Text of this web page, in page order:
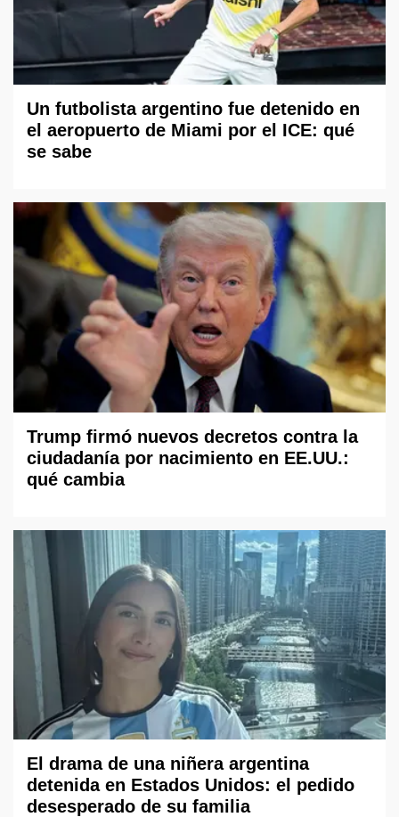
Un futbolista argentino fue detenido en
el aeropuerto de Miami por el ICE: qué
se sabe
Trump firmó nuevos decretos contra la
ciudadanía por nacimiento en EE.UU.:
qué cambia
El drama de una niñera argentina
detenida en Estados Unidos: el pedido
desesperado de su familia